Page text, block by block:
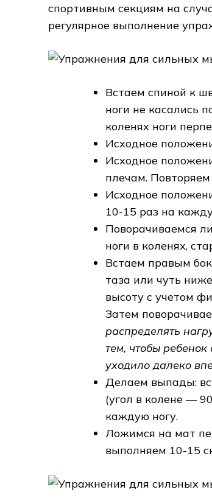
спортивным секциям на
регулярное выполнение
Встаем спиной к
ноги не касались
коленях ноги
Исходное
Исходное
плечам.
Исходное
10-15 раз на
Поворачиваемся
ноги в коленях,
Встаем правым
таза или чуть
высоту с учетом
Затем
распределять
тем, чтобы
уходило далеко
Делаем выпады:
(угол в колене —
каждую ногу.
Ложимся на мат
выполняем 10-15